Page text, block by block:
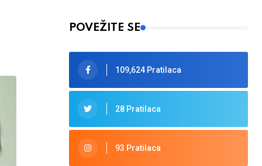
POVEŽITE SE
109,624 Pratilaca
28 Pratilaca
93 Pratilaca